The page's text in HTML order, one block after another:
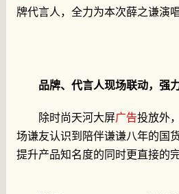
牌代言人，全力为本次薛之谦演
品牌、代言人现场联动，强
除时尚天河大屏广告投放外
场谦友认识到陪伴谦谦八年的国
提升产品知名度的同时更直接的完